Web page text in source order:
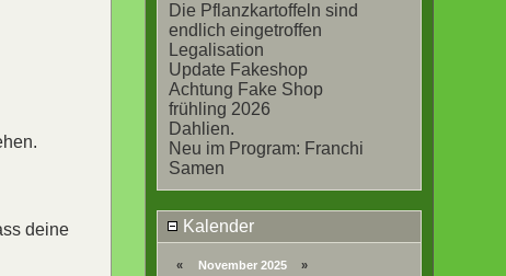
Die Pflanzkartoffeln sind
endlich eingetroffen
Legalisation
Update Fakeshop
Achtung Fake Shop
frühling 2026
Dahlien.
Neu im Program: Franchi
Samen
Kalender
« November 2025
»
deine